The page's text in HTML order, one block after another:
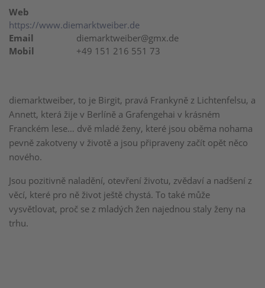
diemarktweiber, to je Birgit, pravá Frankyně z Lichtenfelsu, a
Annett, která žije v Berlíně a Grafengehai v krásném
Franckém lese… dvě mladé ženy, které jsou oběma nohama
pevně zakotveny v životě a jsou připraveny začít opět něco
nového.
Jsou pozitivně naladění, otevření životu, zvědaví a nadšení z
věcí, které pro ně život ještě chystá. To také může
vysvětlovat, proč se z mladých žen najednou staly ženy na
trhu.
Web
https://www.diemarktweiber.de
Email
diemarktweiber@gmx.de
Mobil
+49 151 216 551 73